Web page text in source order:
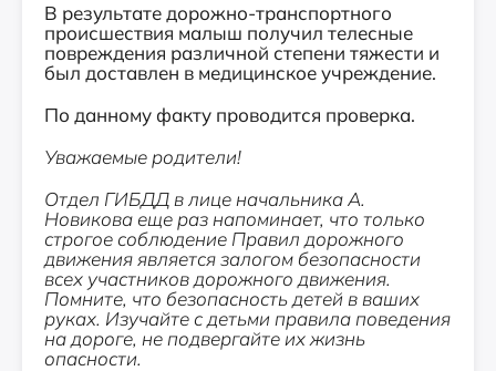
В результате дорожно-транспортного
происшествия малыш получил телесные
повреждения различной степени тяжести и
был доставлен в медицинское учреждение.
По данному факту проводится проверка.
Уважаемые родители!
Отдел ГИБДД в лице начальника А.
Новикова еще раз напоминает, что только
строгое соблюдение Правил дорожного
движения является залогом безопасности
всех участников дорожного движения.
Помните, что безопасность детей в ваших
руках. Изучайте с детьми правила поведения
на дороге, не подвергайте их жизнь
опасности.